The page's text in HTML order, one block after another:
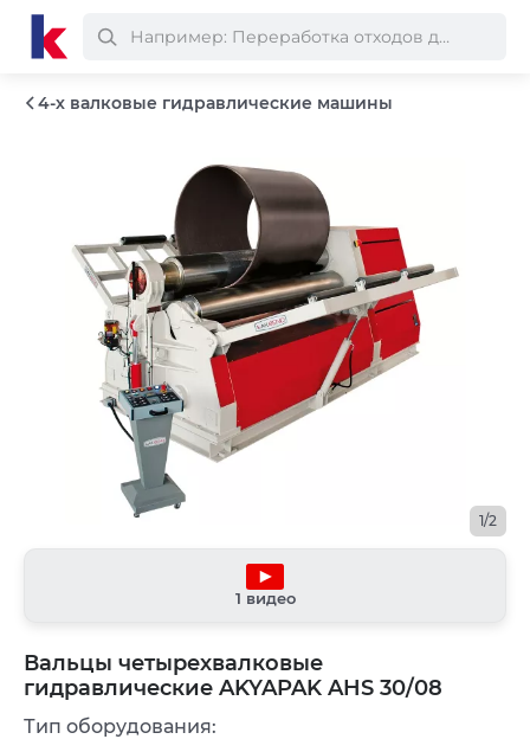
4-х валковые гидравлические машины
Вальцы четырехвалковые
гидравлические AKYAPAK AHS 30/08
1/2
1 видео
Тип оборудования: